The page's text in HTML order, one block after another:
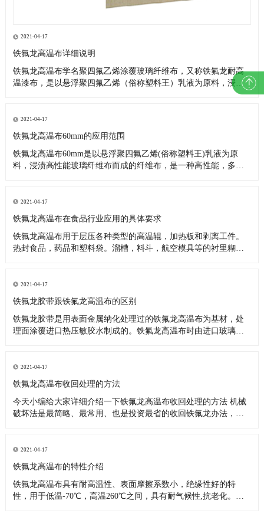
2021-04-17
铁氟龙高温布详细说明
铁氟龙高温布学名聚四氟乙烯涂覆玻璃纤维布，又称铁氟龙耐高
温漆布，是以悬浮聚四氟乙烯（俗称塑料王）乳液为原料，浸渍
高性能玻璃纤维布而成。是一种高性能，多用途的复合材料新产
环保、印染、服装、化工、玻璃、医药、电子、绝缘、建筑（棚
顶膜结构基布
2021-04-17
铁氟龙高温布60mm的应用范围
铁氟龙高温布60mm是以悬浮聚四氟乙烯(俗称塑料王)乳液为原
料，浸渍高性能玻璃纤维布而成的纤维布，是一种高性能，多用
不但强度不会变低，而且重量也不减少;在350℃高温
2021-04-17
铁氟龙高温布在食品行业应用的具体要求
铁氟龙高温布用于层压各种类型的高温辊，加热板和剥离工件。
热封食品，药品和塑料袋。溜槽，料斗，航空模具等的衬里糊
附，耐腐蚀和耐高温表面处理。它用于包装，热塑性塑料，复合
材料，密封和热封，电子
2021-04-17
铁氟龙胶带跟铁氟龙高温布的区别
铁氟龙胶带是用表面金属纳化处理过的铁氟龙高温布为基材，处
理面涂覆进口热压敏胶水制成的。铁氟龙高温布时由进口玻璃纤
性能是一样的，知识应用范围有区别而已。 铁氟龙胶带主要应
用： 1、各类高温
2021-04-17
铁氟龙高温布收回处理的方法
今天小编给大家详细介绍一下铁氟龙高温布收回处理的方法 机械
破坏法是最简略、最常用、也是投资最省的收回铁氟龙办法，机
经过机械破坏的办法收回运用。机械破坏的办法比较多。可以辐
照或冷冻之后破坏
2021-04-17
铁氟龙高温布的特性介绍
铁氟龙高温布具有耐高温性、表面摩擦系数小，绝缘性好的特
性，用于低温-70℃，高温260℃之间，具有耐气候性,抗老化。非